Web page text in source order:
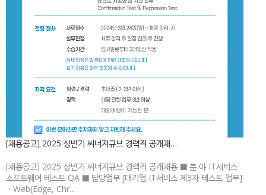
[채용공고] 2025 상반기 씨너지큐브 경력직 공개채…
[채용공고] 2025 상반기 씨너지큐브 경력직 공개채용 ■ 분 야 IT서비스
소프트웨어 테스트 QA ■ 담당업무 [대기업 IT서비스 제3자 테스트 업무]
ㆍWeb(Edge, Chr…